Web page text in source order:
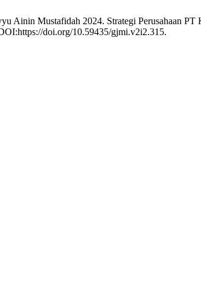
Ainin Mustafidah 2024. Strategi Perusahaan
doi.org/10.59435/gjmi.v2i2.315.